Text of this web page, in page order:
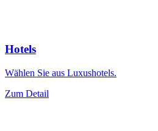
Hotels
Wählen Sie aus Luxushotels.
Zum Detail